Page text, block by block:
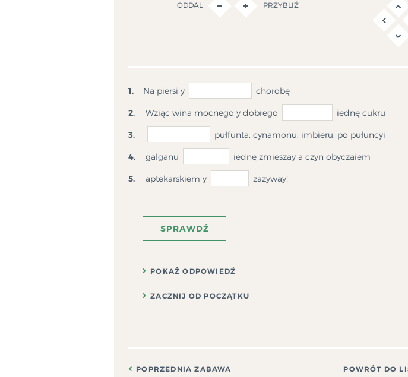
ODDAL PRZYBLIŻ
1. Na piersi y chorobę
2. Wziąc wina mocnego y dobrego iednę cukru
3. pułfunta, cynamonu, imbieru, po pułuncyi
4. galganu iednę zmieszay a czyn obyczaiem
5. aptekarskiem y zazyway!
SPRAWDŹ
POKAŻ ODPOWIEDŹ
ZACZNIJ OD POCZĄTKU
POPRZEDNIA ZABAWA POWRÓT DO